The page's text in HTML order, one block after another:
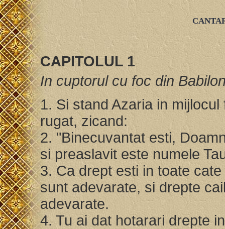
CAPITOLUL 1
In cuptorul cu foc din
1. Si stand Azaria in
rugat, zicand:
2. "Binecuvantat esti,
si preaslavit este numele
3. Ca drept esti in toate
sunt adevarate, si drepte
adevarate.
4. Tu ai dat hotarari drepte